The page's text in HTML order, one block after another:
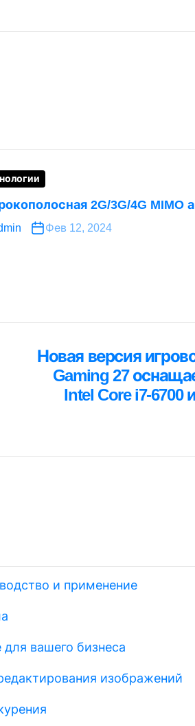
2G/3G/4G MIMO
Фев 12, 2024
Новая версия
Gaming 27
Intel Core i7-6700
и применение
вашего бизнеса
изображений